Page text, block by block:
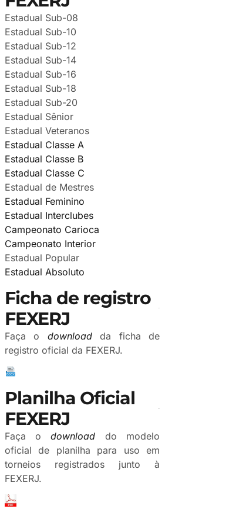
Estadual Sub-08
Estadual Sub-10
Estadual Sub-12
Estadual Sub-14
Estadual Sub-16
Estadual Sub-18
Estadual Sub-20
Estadual Sênior
Estadual Veteranos
Estadual Classe A
Estadual Classe B
Estadual Classe C
Estadual de Mestres
Estadual Feminino
Estadual Interclubes
Campeonato Carioca
Campeonato Interior
Estadual Popular
Estadual Absoluto
Ficha de registro
FEXERJ
Faça o downloadda ficha de
registro oficial da FEXERJ.
Planilha Oficial
FEXERJ
Faça odownload do modelo
oficial de planilha para uso em
torneios registrados junto à
FEXERJ.